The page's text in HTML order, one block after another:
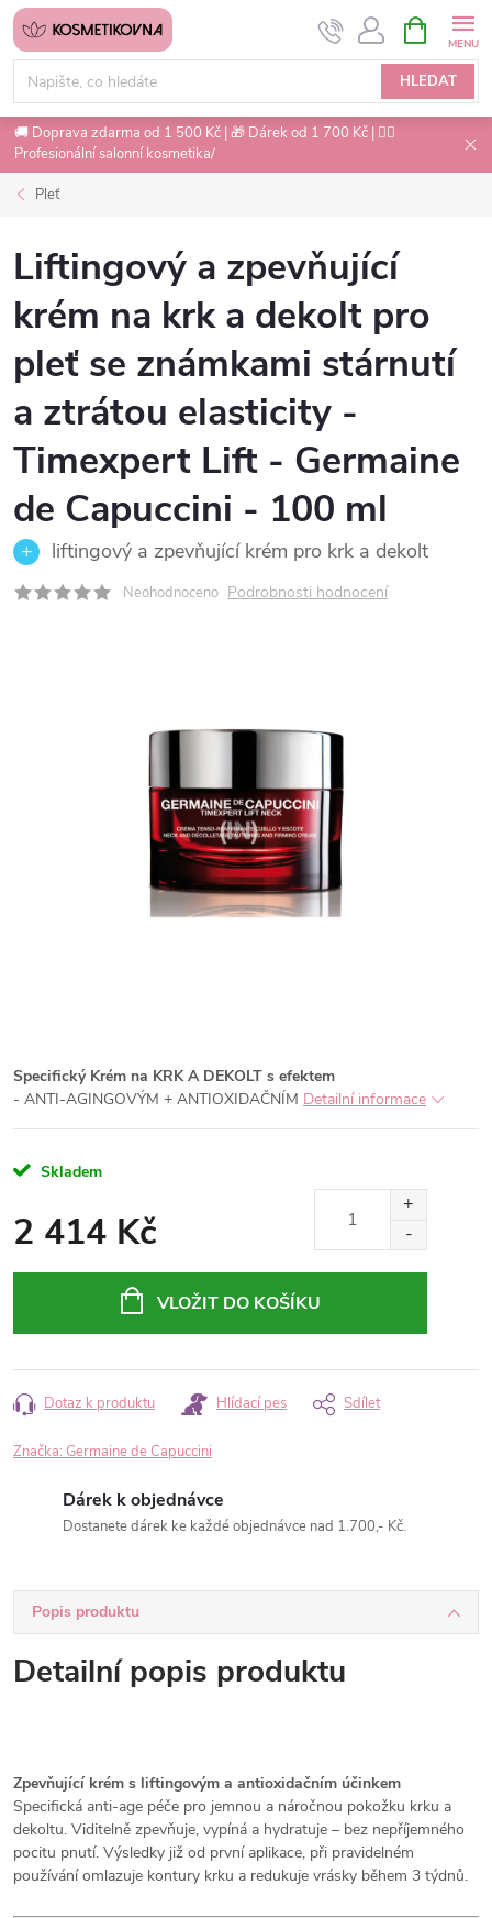
Přejít
obsah
HLEDAT
NÁKUPNÍ
KOŠÍK
🚚 Doprava zdarma od 1 500 Kč | 🎁 Dárek od 1 700 Kč | 💇‍♀️
Profesionální salonní kosmetika/
Pleť
Liftingový a zpevňující
krém na krk a dekolt pro
pleť se známkami stárnutí
a ztrátou elasticity -
Timexpert Lift - Germaine
de Capuccini - 100 ml
liftingový a zpevňující krém pro krk a dekolt
Neohodnoceno Podrobnosti hodnocení
Specifický Krém na KRK A DEKOLT s efektem
- ANTI-AGINGOVÝM + ANTIOXIDAČNÍM Detailní informace
Skladem
2 414 Kč
VLOŽIT DO KOŠÍKU
Dotaz k produktu Hlídací pes Sdílet
Značka: Germaine de Capuccini
Dárek k objednávce
Dostanete dárek ke každé objednávce nad 1.700,- Kč.
Popis produktu
Detailní popis produktu
Zpevňující krém s liftingovým a antioxidačním účinkem
Specifická anti-age péče pro jemnou a náročnou pokožku krku a
dekoltu. Viditelně zpevňuje, vypíná a hydratuje – bez nepříjemného
pocitu pnutí. Výsledky již od první aplikace, při pravidelném
používání omlazuje kontury krku a redukuje vrásky během 3 týdnů.